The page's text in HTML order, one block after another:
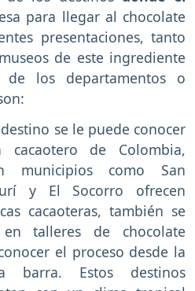
para llegar al chocolate
presentaciones, tanto
de este ingrediente
los departamentos o
se le puede conocer
cacaotero de Colombia,
municipios como San
y El Socorro ofrecen
cacaoteras, también se
talleres de chocolate
el proceso desde la
barra. Estos destinos